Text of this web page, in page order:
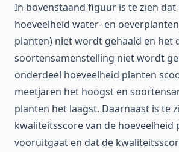
In bovenstaand figuur is te zien
hoeveelheid water- en
planten) niet wordt gehaald en het
soortensamenstelling niet wordt
onderdeel hoeveelheid planten
meetjaren het hoogst en
planten het laagst. Daarnaast is te
kwaliteitsscore van de hoeveelheid
vooruitgaat en dat de